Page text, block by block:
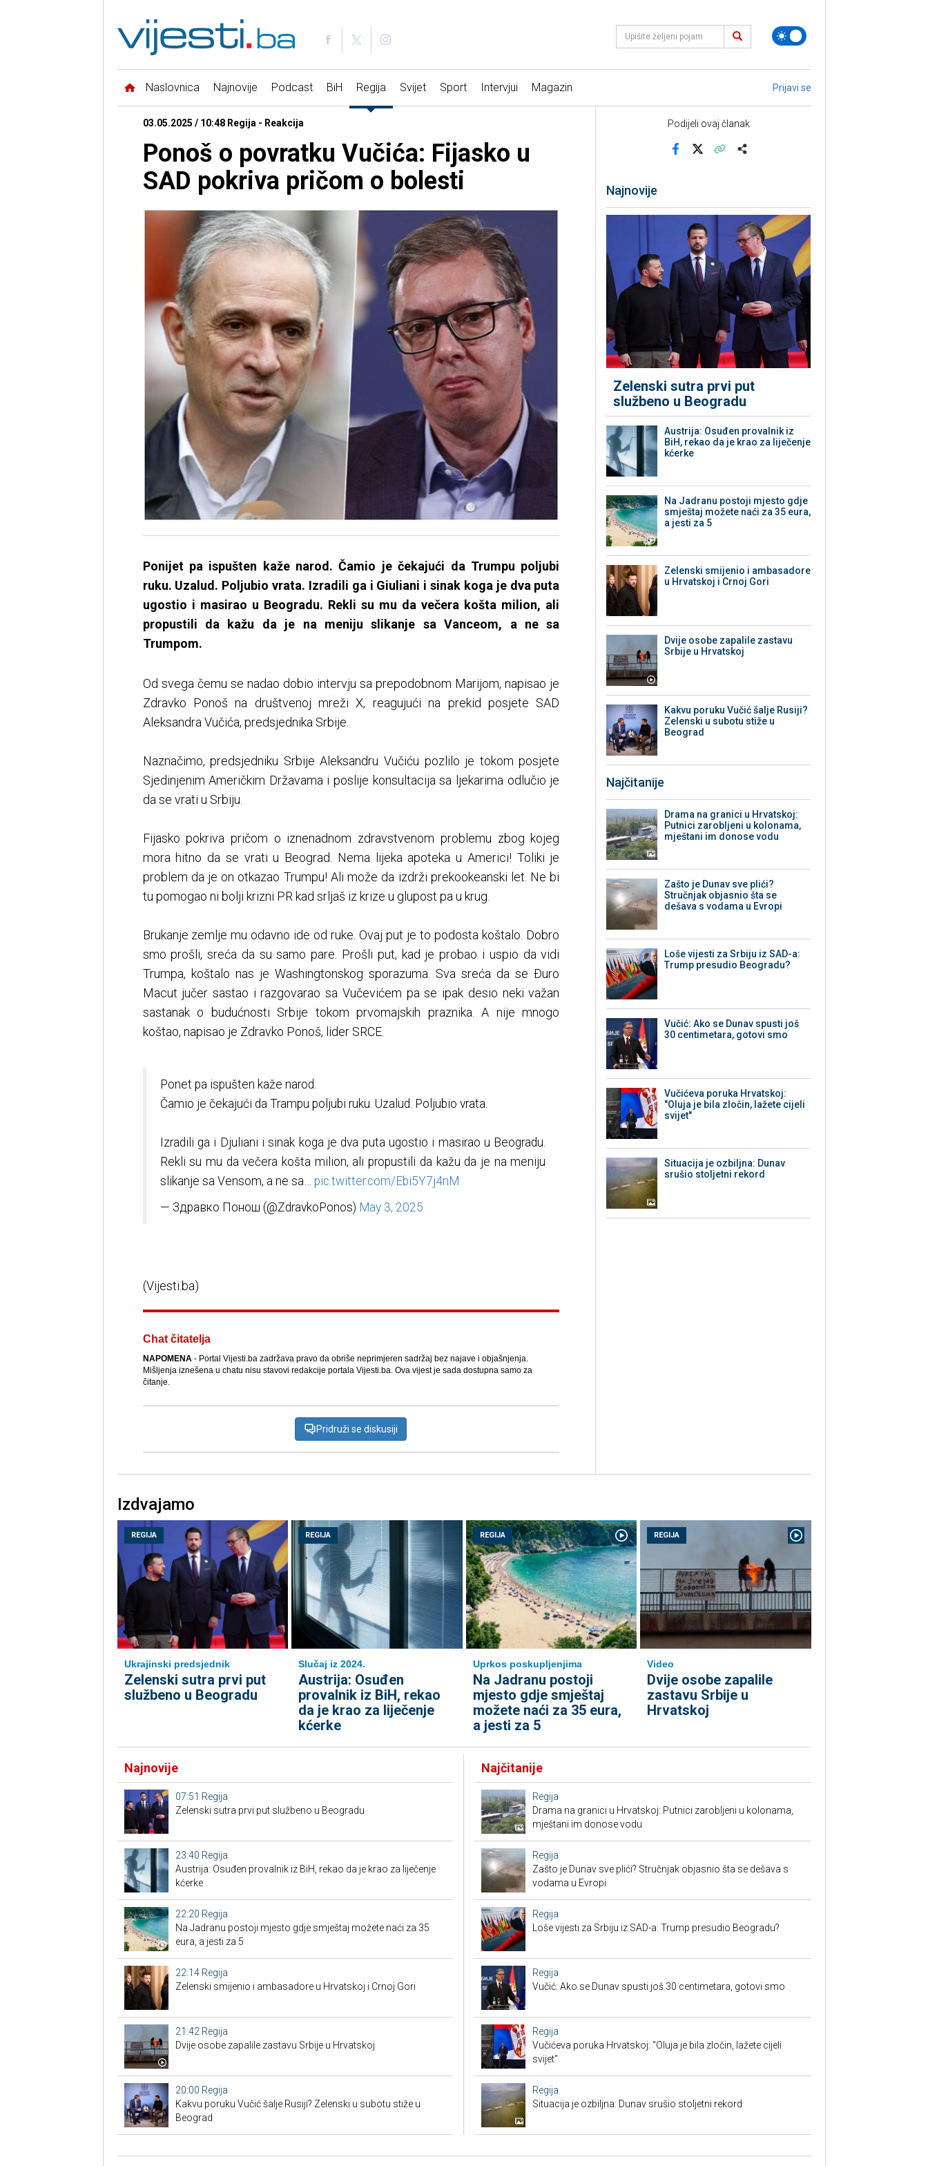
Naslovnica Najnovije Podcast BiH Regija Svijet Sport Intervjui Magazin Prijavi se
03.05.2025 / 10:48 Regija - Reakcija
Ponoš o povratku Vučića: Fijasko u
SAD pokriva pričom o bolesti
Ponijet pa ispušten kaže narod. Čamio je čekajući da Trumpu poljubi
ruku. Uzalud. Poljubio vrata. Izradili ga i Giuliani i sinak koga je dva puta
ugostio i masirao u Beogradu. Rekli su mu da večera košta milion, ali
propustili da kažu da je na meniju slikanje sa Vanceom, a ne sa
Trumpom.
Od svega čemu se nadao dobio intervju sa prepodobnom Marijom, napisao je
Zdravko Ponoš na društvenoj mreži X, reagujući na prekid posjete SAD
Aleksandra Vučića, predsjednika Srbije.
Naznačimo, predsjedniku Srbije Aleksandru Vučiću pozlilo je tokom posjete
Sjedinjenim Američkim Državama i poslije konsultacija sa ljekarima odlučio je
da se vrati u Srbiju.
Fijasko pokriva pričom o iznenadnom zdravstvenom problemu zbog kojeg
mora hitno da se vrati u Beograd. Nema lijeka apoteka u Americi! Toliki je
problem da je on otkazao Trumpu! Ali može da izdrži prekookeanski let. Ne bi
tu pomogao ni bolji krizni PR kad srljaš iz krize u glupost pa u krug.
Brukanje zemlje mu odavno ide od ruke. Ovaj put je to podosta koštalo. Dobro
smo prošli, sreća da su samo pare. Prošli put, kad je probao i uspio da vidi
Trumpa, koštalo nas je Washingtonskog sporazuma. Sva sreća da se Ðuro
Macut jučer sastao i razgovarao sa Vučevićem pa se ipak desio neki važan
sastanak o budućnosti Srbije tokom prvomajskih praznika. A nije mnogo
koštao, napisao je Zdravko Ponoš, lider SRCE.
Ponet pa ispušten kaže narod.
Čamio je čekajući da Trampu poljubi ruku. Uzalud. Poljubio vrata.
Izradili ga i Djuliani i sinak koga je dva puta ugostio i masirao u Beogradu.
Rekli su mu da večera košta milion, ali propustili da kažu da je na meniju
slikanje sa Vensom, a ne sa… pic.twitter.com/Ebi5Y7j4nM
— Здравко Понош (@ZdravkoPonos) May 3, 2025
(Vijesti.ba)
Chat čitatelja
NAPOMENA- Portal Vijesti.ba zadržava pravo da obriše neprimjeren sadržaj bez najave i objašnjenja.
Mišljenja iznešena u chatu nisu stavovi redakcije portala Vijesti.ba. Ova vijest je sada dostupna samo za
čitanje.
Pridruži se diskusiji
Podijeli ovaj članak
Najnovije
Zelenski sutra prvi put
službeno u Beogradu
Austrija: Osuđen provalnik iz
BiH, rekao da je krao za liječenje
kćerke
Na Jadranu postoji mjesto gdje
smještaj možete naći za 35 eura,
a jesti za 5
Zelenski smijenio i ambasadore
u Hrvatskoj i Crnoj Gori
Dvije osobe zapalile zastavu
Srbije u Hrvatskoj
Kakvu poruku Vučić šalje Rusiji?
Zelenski u subotu stiže u
Beograd
Najčitanije
Drama na granici u Hrvatskoj:
Putnici zarobljeni u kolonama,
mještani im donose vodu
Zašto je Dunav sve plići?
Stručnjak objasnio šta se
dešava s vodama u Evropi
Loše vijesti za Srbiju iz SAD-a:
Trump presudio Beogradu?
Vučić: Ako se Dunav spusti još
30 centimetara, gotovi smo
Vučićeva poruka Hrvatskoj:
"Oluja je bila zločin, lažete cijeli
svijet"
Situacija je ozbiljna: Dunav
srušio stoljetni rekord
Izdvajamo
REGIJA
Ukrajinski predsjednik
Zelenski sutra prvi put
službeno u Beogradu
REGIJA
Slučaj iz 2024.
Austrija: Osuđen
provalnik iz BiH, rekao
da je krao za liječenje
kćerke
REGIJA
Uprkos poskupljenjima
Na Jadranu postoji
mjesto gdje smještaj
možete naći za 35 eura,
a jesti za 5
REGIJA
Video
Dvije osobe zapalile
zastavu Srbije u
Hrvatskoj
Najnovije
07:51 Regija
Zelenski sutra prvi put službeno u Beogradu
23:40 Regija
Austrija: Osuđen provalnik iz BiH, rekao da je krao za liječenje
kćerke
22:20 Regija
Na Jadranu postoji mjesto gdje smještaj možete naći za 35
eura, a jesti za 5
22:14 Regija
Zelenski smijenio i ambasadore u Hrvatskoj i Crnoj Gori
21:42 Regija
Dvije osobe zapalile zastavu Srbije u Hrvatskoj
20:00 Regija
Kakvu poruku Vučić šalje Rusiji? Zelenski u subotu stiže u
Beograd
Najčitanije
Regija
Drama na granici u Hrvatskoj: Putnici zarobljeni u kolonama,
mještani im donose vodu
Regija
Zašto je Dunav sve plići? Stručnjak objasnio šta se dešava s
vodama u Evropi
Regija
Loše vijesti za Srbiju iz SAD-a: Trump presudio Beogradu?
Regija
Vučić: Ako se Dunav spusti još 30 centimetara, gotovi smo
Regija
Vučićeva poruka Hrvatskoj: "Oluja je bila zločin, lažete cijeli
svijet"
Regija
Situacija je ozbiljna: Dunav srušio stoljetni rekord